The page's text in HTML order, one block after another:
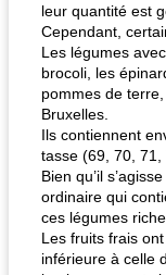
leur quantité est
Cependant,
Les légumes
brocoli, les
pommes de
Bruxelles.
Ils contiennent
tasse (69, 70, 71,
Bien qu’il
ordinaire qui
ces légumes
Les fruits frais
inférieure à celle